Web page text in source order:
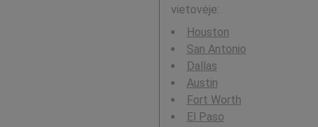
vietovėje:
Houston
San Antonio
Dallas
Austin
Fort Worth
El Paso